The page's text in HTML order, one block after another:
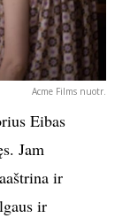
Acme Films nuotr.
Eibas
Jam
ir
ir